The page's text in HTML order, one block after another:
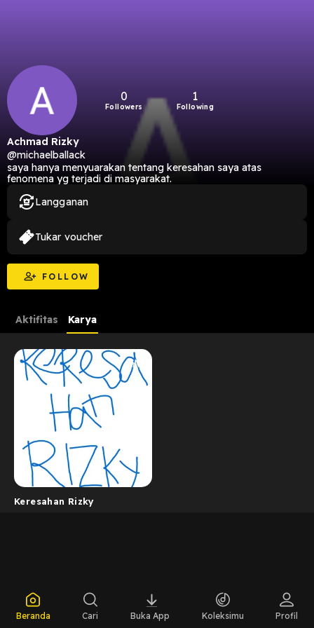
0
Followers
1
Following
Achmad Rizky
@michaelballack
saya hanya menyuarakan tentang keresahan saya atas
fenomena yg terjadi di masyarakat.
FOLLOW
Langganan
Tukar voucher
Aktifitas Karya
Keresahan Rizky
Beranda Cari Buka App Koleksimu Profil